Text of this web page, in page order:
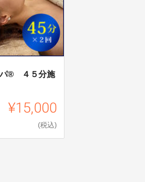
パ®︎ ４５分施
¥15,000
(税込)